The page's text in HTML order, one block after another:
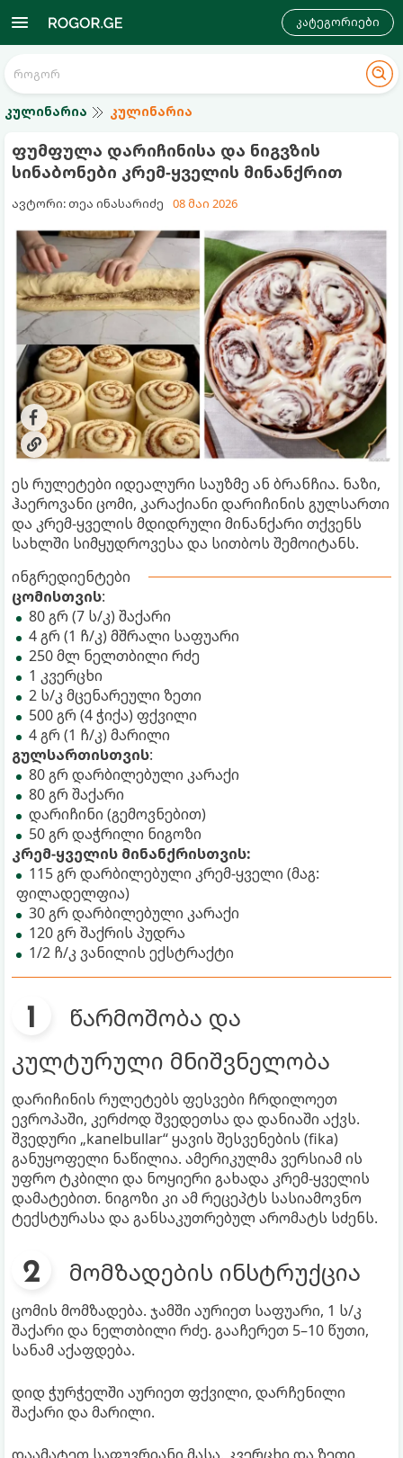
კატეგორიები
კულინარია კულინარია
ფუმფულა დარიჩინისა და ნიგვზის
სინაბონები კრემ-ყველის მინანქრით
ავტორი: თეა ინასარიძე 08 მაი 2026
ეს რულეტები იდეალური საუზმე ან ბრანჩია. ნაზი,
ჰაეროვანი ცომი, კარაქიანი დარიჩინის გულსართი
და კრემ-ყველის მდიდრული მინანქარი თქვენს
სახლში სიმყუდროვესა და სითბოს შემოიტანს.
ინგრედიენტები
ცომისთვის:
80 გრ (7 ს/კ) შაქარი
4 გრ (1 ჩ/კ) მშრალი საფუარი
250 მლ ნელთბილი რძე
1 კვერცხი
2 ს/კ მცენარეული ზეთი
500 გრ (4 ჭიქა) ფქვილი
4 გრ (1 ჩ/კ) მარილი
გულსართისთვის:
80 გრ დარბილებული კარაქი
80 გრ შაქარი
დარიჩინი (გემოვნებით)
50 გრ დაჭრილი ნიგოზი
კრემ-ყველის მინანქრისთვის:
115 გრ დარბილებული კრემ-ყველი (მაგ:
ფილადელფია)
30 გრ დარბილებული კარაქი
120 გრ შაქრის პუდრა
1/2 ჩ/კ ვანილის ექსტრაქტი
წარმოშობა და
კულტურული მნიშვნელობა
დარიჩინის რულეტებს ფესვები ჩრდილოეთ
ევროპაში, კერძოდ შვედეთსა და დანიაში აქვს.
შვედური „kanelbullar“ ყავის შესვენების (fika)
განუყოფელი ნაწილია. ამერიკულმა ვერსიამ ის
უფრო ტკბილი და ნოყიერი გახადა კრემ-ყველის
დამატებით. ნიგოზი კი ამ რეცეპტს სასიამოვნო
ტექსტურასა და განსაკუთრებულ არომატს სძენს.
მომზადების ინსტრუქცია
ცომის მომზადება. ჯამში აურიეთ საფუარი, 1 ს/კ
შაქარი და ნელთბილი რძე. გააჩერეთ 5–10 წუთი,
სანამ აქაფდება.
დიდ ჭურჭელში აურიეთ ფქვილი, დარჩენილი
შაქარი და მარილი.